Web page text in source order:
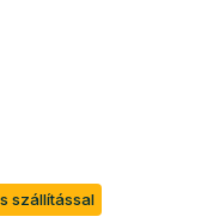
szállítással